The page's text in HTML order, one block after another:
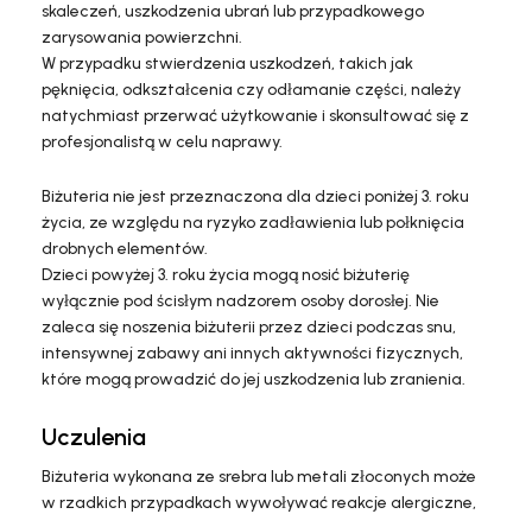
skaleczeń, uszkodzenia ubrań lub przypadkowego
zarysowania powierzchni.
W przypadku stwierdzenia uszkodzeń, takich jak
pęknięcia, odkształcenia czy odłamanie części, należy
natychmiast przerwać użytkowanie i skonsultować się z
profesjonalistą w celu naprawy.
Biżuteria nie jest przeznaczona dla dzieci poniżej 3. roku
życia, ze względu na ryzyko zadławienia lub połknięcia
drobnych elementów.
Dzieci powyżej 3. roku życia mogą nosić biżuterię
wyłącznie pod ścisłym nadzorem osoby dorosłej. Nie
zaleca się noszenia biżuterii przez dzieci podczas snu,
intensywnej zabawy ani innych aktywności fizycznych,
które mogą prowadzić do jej uszkodzenia lub zranienia.
Uczulenia
Biżuteria wykonana ze srebra lub metali złoconych może
w rzadkich przypadkach wywoływać reakcje alergiczne,